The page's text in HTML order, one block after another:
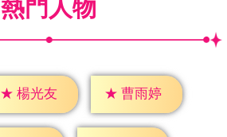
熱門人物
★ 楊光友 ★ 曹雨婷